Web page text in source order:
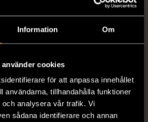
Information Om
cookies
för att anpassa innehållet
användarna, tillhandahålla funktioner
analysera vår trafik. Vi
sådana identifierare och annan
GRETA
Greta - Prickig omlottkjol i
L (42-44)
Mycket gott skick